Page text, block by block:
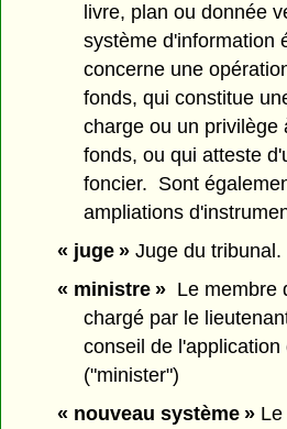
livre, plan ou donnée
système d'information
concerne une
fonds, qui constitue
charge ou un privilège
fonds, ou qui atteste
foncier. Sont
ampliations
« juge »Juge du tribunal.
« ministre »Le membre
chargé par le
conseil de
("minister")
« nouveau système »Le